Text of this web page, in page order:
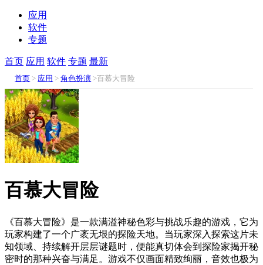
应用
软件
专题
首页 应用 软件 专题 最新
首页 > 应用 >角色扮演 >百慕大冒险
百慕大冒险
《百慕大冒险》是一款满溢神秘色彩与挑战乐趣的游戏，它为
玩家构建了一个广袤无垠的探险天地。当玩家深入探索这片未
知领域、持续解开层层谜题时，便能真切体会到探险家揭开秘
密时的那种兴奋与满足。游戏不仅画面精致绚丽，音效也极为